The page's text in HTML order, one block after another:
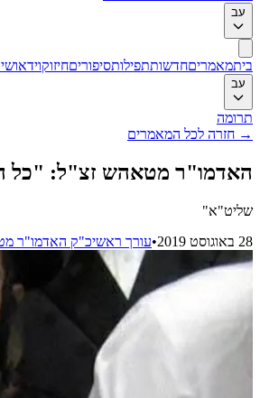
עב
ביתמאמריםחדשותתפילותסיפוריםחיזוקוידאו
עב
תרומה
→ חזרה לכל המאמרים
האדמו"ר מטאהש זצ"ל: "כל
שליט"א"
28 באוגוסט 2019
•עורך ראשיכ"ק האדמו"ר